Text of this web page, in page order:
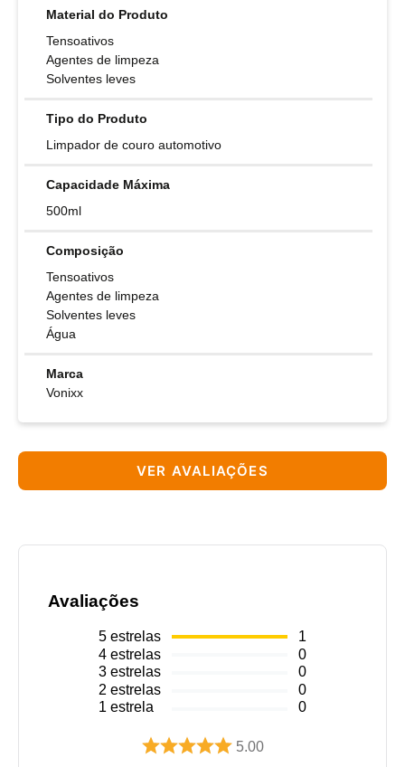
Material do Produto
Tensoativos
Agentes de limpeza
Solventes leves
Tipo do Produto
Limpador de couro automotivo
Capacidade Máxima
500ml
Composição
Tensoativos
Agentes de limpeza
Solventes leves
Água
Marca
Vonixx
VER AVALIAÇÕES
Avaliações
5 estrelas
4 estrelas
3 estrelas
2 estrelas
1 estrela
1
0
0
0
0
5.00